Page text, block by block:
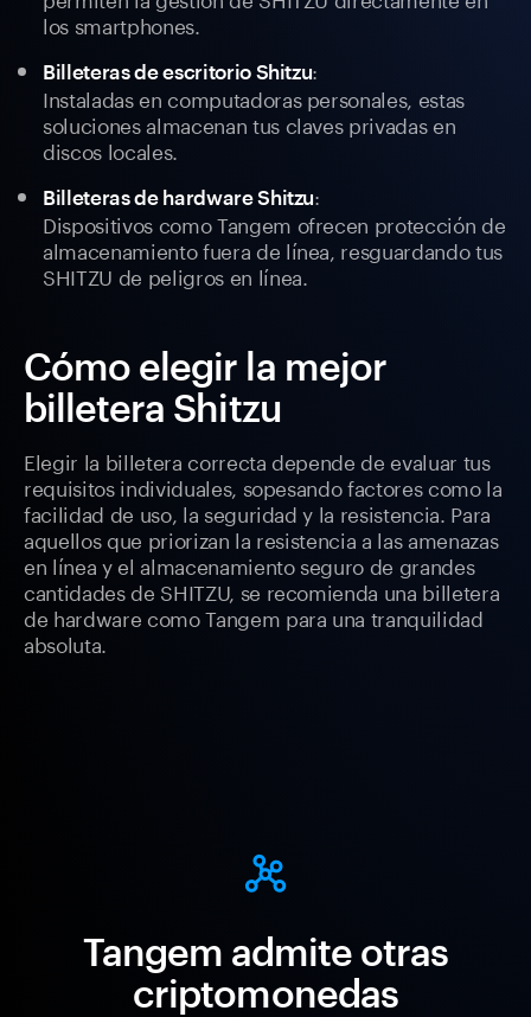
los smartphones.
Billeteras de escritorio Shitzu:
Instaladas en computadoras personales, estas
soluciones almacenan tus claves privadas en
discos locales.
Billeteras de hardware Shitzu:
Dispositivos como Tangem ofrecen protección de
almacenamiento fuera de línea, resguardando tus
SHITZU de peligros en línea.
Cómo elegir la mejor
billetera Shitzu
Elegir la billetera correcta depende de evaluar tus
requisitos individuales, sopesando factores como la
facilidad de uso, la seguridad y la resistencia. Para
aquellos que priorizan la resistencia a las amenazas
en línea y el almacenamiento seguro de grandes
cantidades de SHITZU, se recomienda una billetera
de hardware como Tangem para una tranquilidad
absoluta.
Tangem admite otras
criptomonedas